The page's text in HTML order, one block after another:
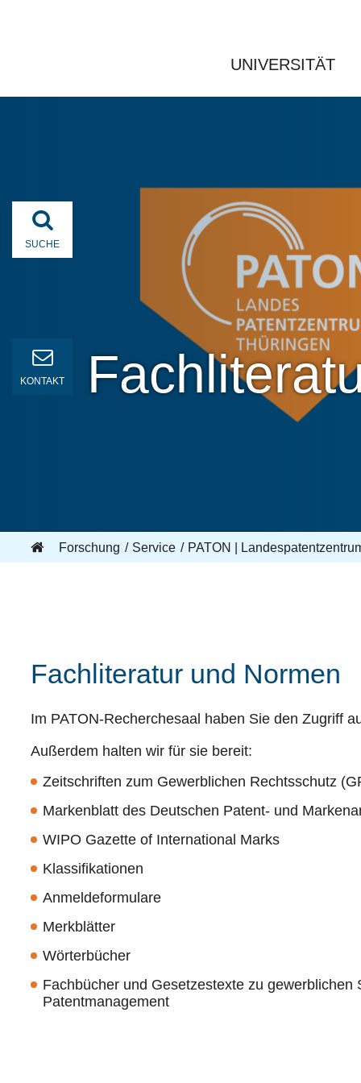
UNIVERSITÄT
SUCHE
KONTAKT
Forschung Service PATON |
Fachliteratur und Normen
Im PATON-Recherchesaal haben Sie den Zugriff
Außerdem halten wir für sie bereit:
Zeitschriften zum Gewerblichen Rechtsschutz
Markenblatt des Deutschen Patent- und
WIPO Gazette of International Marks
Klassifikationen
Anmeldeformulare
Merkblätter
Wörterbücher
Fachbücher und Gesetzestexte zu
Patentmanagement